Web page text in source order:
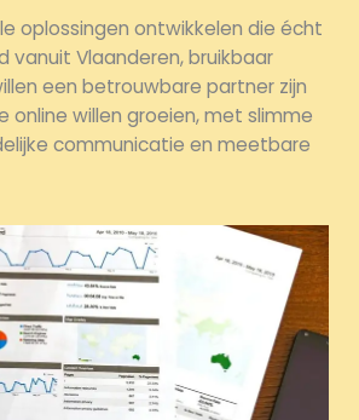
oplossingen ontwikkelen die écht
vanuit Vlaanderen, bruikbaar
een betrouwbare partner zijn
online willen groeien, met slimme
communicatie en meetbare